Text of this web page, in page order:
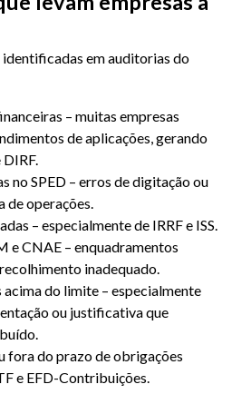
em auditorias do
– muitas empresas
de aplicações, gerando
DIRF.
no SPED – erros de digitação ou
de operações.
– especialmente de IRRF e ISS.
e CNAE – enquadramentos
inadequado.
do limite – especialmente
ou justificativa que
fora do prazo de obrigações
e EFD-Contribuições.